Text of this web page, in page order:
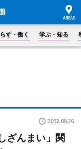
す・働く 学ぶ・知る
2012.09.26
ざんまい」関